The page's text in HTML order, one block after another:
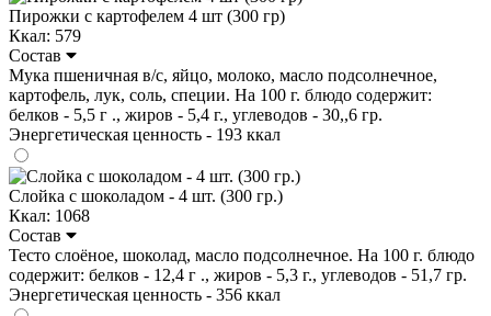
Пирожки с картофелем 4 шт (300 гр)
Ккал: 579
Состав
Мука пшеничная в/с, яйцо, молоко, масло подсолнечное,
картофель, лук, соль, специи. На 100 г. блюдо содержит:
белков - 5,5 г ., жиров - 5,4 г., углеводов - 30,,6 гр.
Энергетическая ценность - 193 ккал
Слойка с шоколадом - 4 шт. (300 гр.)
Ккал: 1068
Состав
Тесто слоёное, шоколад, масло подсолнечное. На 100 г. блюдо
содержит: белков - 12,4 г ., жиров - 5,3 г., углеводов - 51,7 гр.
Энергетическая ценность - 356 ккал